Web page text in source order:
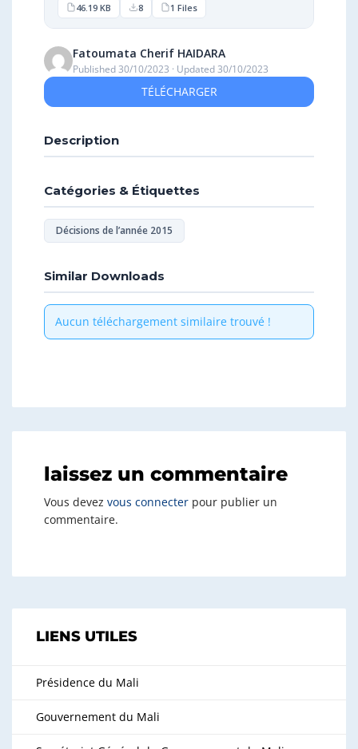
46.19 KB 8 1 Files
Fatoumata Cherif HAIDARA
Published 30/10/2023 · Updated 30/10/2023
TÉLÉCHARGER
Description
Catégories & Étiquettes
Décisions de l’année 2015
Similar Downloads
Aucun téléchargement similaire trouvé !
laissez un commentaire
Vous devez vous connecter pour publier un
commentaire.
LIENS UTILES
Présidence du Mali
Gouvernement du Mali